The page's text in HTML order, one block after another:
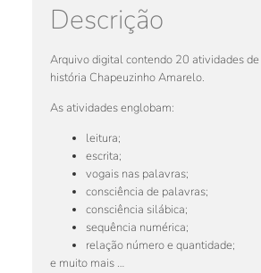
Descrição
Arquivo digital contendo 20 atividades
história Chapeuzinho Amarelo.
As atividades englobam:
leitura;
escrita;
vogais nas palavras;
consciência de palavras;
consciência silábica;
sequência numérica;
relação número e quantidade;
e muito mais …